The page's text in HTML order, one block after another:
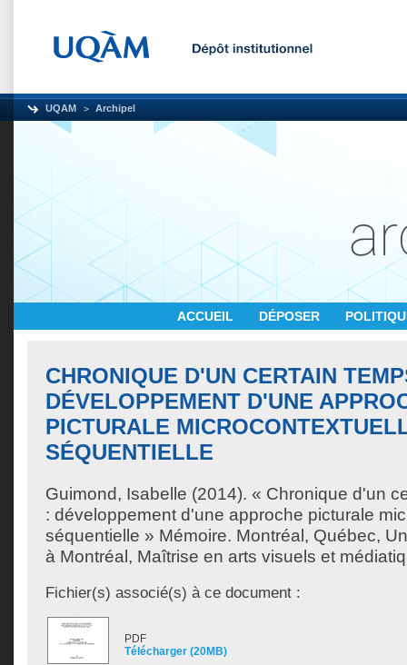
UQAM Archipel
ACCUEIL DÉPOSER
CHRONIQUE D'UN CERTAIN
DÉVELOPPEMENT D'UNE
PICTURALE
SÉQUENTIELLE
Guimond, Isabelle (2014). « Chronique d'un
: développement d'une approche picturale
séquentielle » Mémoire. Montréal, Québec,
à Montréal, Maîtrise en arts visuels et
Fichier(s) associé(s) à ce document :
PDF
Télécharger (20MB)